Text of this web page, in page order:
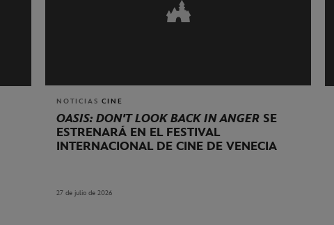
NOTICIAS CINE
OASIS: DON'T LOOK BACK IN ANGER SE
ESTRENARÁ EN EL FESTIVAL
INTERNACIONAL DE CINE DE VENECIA
27 de julio de 2026